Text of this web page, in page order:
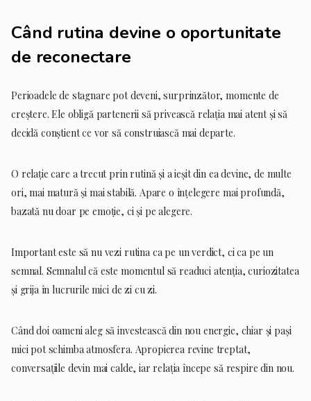
Când rutina devine o oportunitate
de reconectare
Perioadele de stagnare pot deveni, surprinzător, momente de
creștere. Ele obligă partenerii să privească relația mai atent și să
decidă conștient ce vor să construiască mai departe.
O relație care a trecut prin rutină și a ieșit din ea devine, de multe
ori, mai matură și mai stabilă. Apare o înțelegere mai profundă,
bazată nu doar pe emoție, ci și pe alegere.
Important este să nu vezi rutina ca pe un verdict, ci ca pe un
semnal. Semnalul că este momentul să readuci atenția, curiozitatea
și grija în lucrurile mici de zi cu zi.
Când doi oameni aleg să investească din nou energie, chiar și pași
mici pot schimba atmosfera. Apropierea revine treptat,
conversațiile devin mai calde, iar relația începe să respire din nou.